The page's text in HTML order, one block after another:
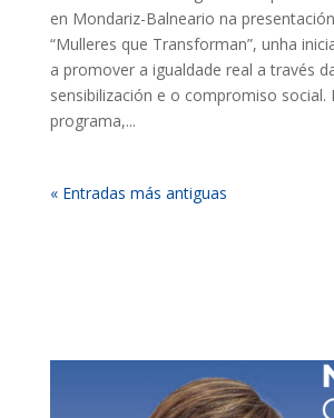
en Mondariz-Balneario na
“Mulleres que Transforman”, unha
a promover a igualdade real a través
sensibilización e o compromiso social.
programa,...
« Entradas más antiguas